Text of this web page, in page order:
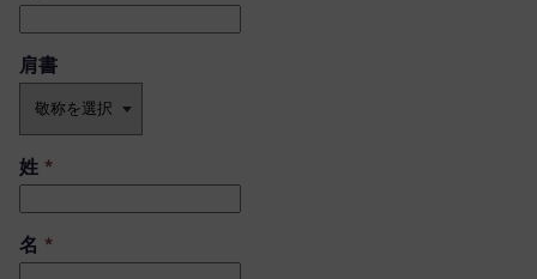
肩書 ​
姓 *
名 *